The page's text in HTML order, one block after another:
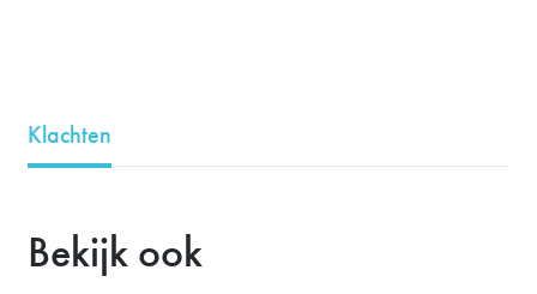
Klachten
Bekijk ook